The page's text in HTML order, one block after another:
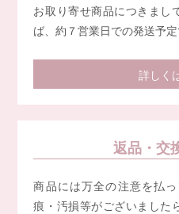
お取り寄せ商品につきまし
ば、約７営業日での発送予定
詳しく
返品・交
商品には万全の注意を払
痕・汚損等がございました